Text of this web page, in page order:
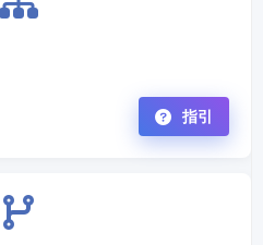
指引